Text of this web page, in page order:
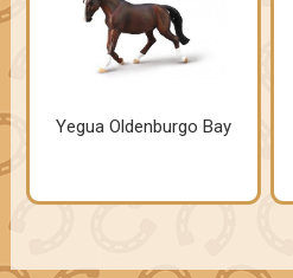
Yegua Oldenburgo Bay